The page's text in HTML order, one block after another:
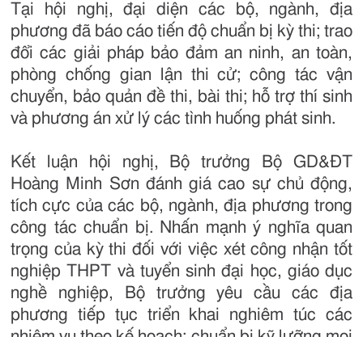
Tại hội nghị, đại diện các bộ, ngành, địa
phương đã báo cáo tiến độ chuẩn bị kỳ thi; trao
đổi các giải pháp bảo đảm an ninh, an toàn,
phòng chống gian lận thi cử; công tác vận
chuyển, bảo quản đề thi, bài thi; hỗ trợ thí sinh
và phương án xử lý các tình huống phát sinh.
Kết luận hội nghị, Bộ trưởng Bộ GD&ĐT
Hoàng Minh Sơn đánh giá cao sự chủ động,
tích cực của các bộ, ngành, địa phương trong
công tác chuẩn bị. Nhấn mạnh ý nghĩa quan
trọng của kỳ thi đối với việc xét công nhận tốt
nghiệp THPT và tuyển sinh đại học, giáo dục
nghề nghiệp, Bộ trưởng yêu cầu các địa
phương tiếp tục triển khai nghiêm túc các